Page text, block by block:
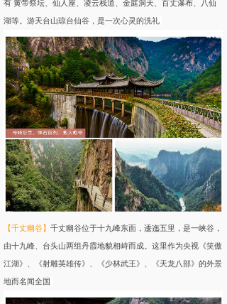
有 黄帝祭坛、仙人座、凌云栈道、金庭洞天、百丈瀑布、八仙
湖等。游天台山琼台仙谷，是一次心灵的洗礼
【千丈幽谷】 千丈幽谷位于十九峰东面，逶迤五里，是一峡谷，
由十九峰、台头山两组丹霞地貌相峙而成。这里作为央视《笑傲
江湖》、《射雕英雄传》、《少林武王》、《天龙八部》的外景
地而名闻全国